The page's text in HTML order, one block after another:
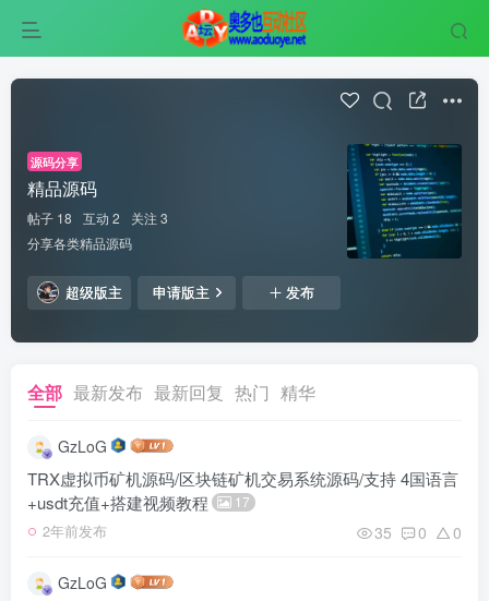
源码分享
精品源码
帖子 18 互动 2
关注 3
分享各类精品源码
超级版主 申请版主 发布
全部 最新发布 最新回复 热门 精华
GzLoG
TRX虚拟币矿机源码/区块链矿机交易系统源码/支持 4国语言
+usdt充值+搭建视频教程
17
2年前发布 35 0 0
GzLoG